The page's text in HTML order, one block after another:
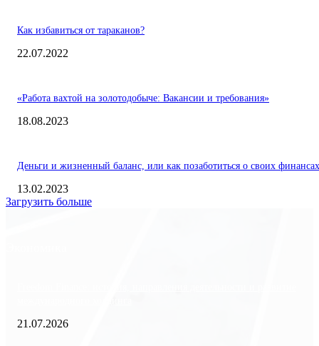
Как избавиться от тараканов?
22.07.2022
«Работа вахтой на золотодобыче: Вакансии и требования»
18.08.2023
Деньги и жизненный баланс, или как позаботиться о своих финансах
13.02.2023
Загрузить больше
21.07.2026